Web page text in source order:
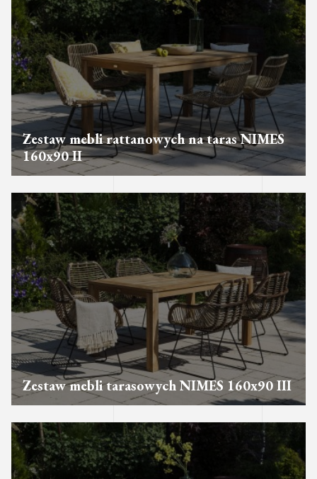
Zestaw mebli rattanowych na taras NIMES
160x90 II
Zestaw mebli tarasowych NIMES 160x90 III